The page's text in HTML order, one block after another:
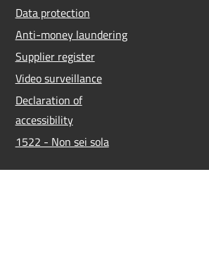
Data protection
Anti-money laundering
Supplier register
Video surveillance
Declaration of
accessibility
1522 - Non sei sola